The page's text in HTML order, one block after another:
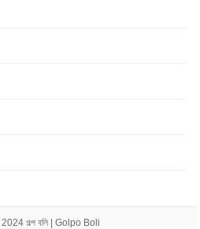
গল্প বলি | Golpo Boli